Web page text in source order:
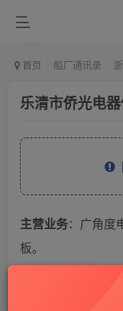
首页 船厂通讯录
乐清市侨光电
主营业务：广角度
板。